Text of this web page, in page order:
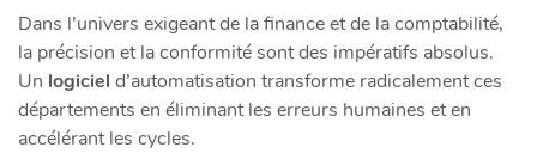
Dans l’univers exigeant de la finance et de la comptabilité,
la précision et la conformité sont des impératifs absolus.
Un logiciel d’automatisation transforme radicalement ces
départements en éliminant les erreurs humaines et en
accélérant les cycles.